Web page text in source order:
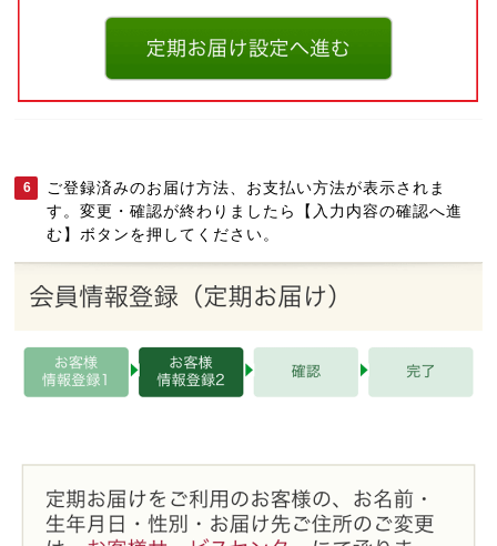
6
ご登録済みのお届け方法、お支払い方法が表示されま
す。変更・確認が終わりましたら【入力内容の確認へ進
む】ボタンを押してください。